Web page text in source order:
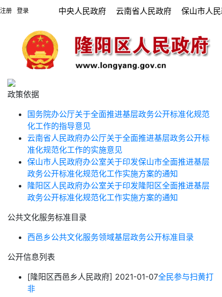
注册 登录 中央人民政府 云南省人民政府 保山市人
政策依据
国务院办公厅关于全面推进基层政务公开标准化规范
化工作的指导意见
云南省人民政府办公厅关于全面推进基层政务公开标
准化规范化工作的实施意见
保山市人民政府办公室关于印发保山市全面推进基层
政务公开标准化规范化工作实施方案的通知
隆阳区人民政府办公室关于印发隆阳区全面推进基层
政务公开标准化规范化工作实施方案的通知
公共文化服务标准目录
西邑乡公共文化服务领域基层政务公开标准目录
公开信息列表
[隆阳区西邑乡人民政府] 2021-01-07全民参与扫黄打
非